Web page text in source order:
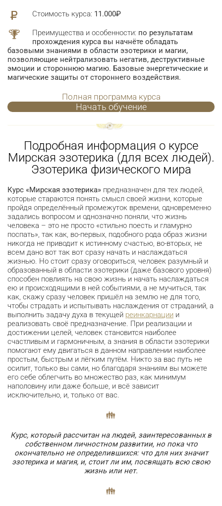
Стоимость курса: 11.000₽
Преимущества и особенности: по результатам
прохождения курса вы начнёте обладать
базовыми знаниями в области эзотерики и магии,
позволяющие нейтрализовать негатив, деструктивные
эмоции и стороннюю магию. Базовые энергетические и
магические защиты от стороннего воздействия.
Полная программа курса
Начать обучение
Подробная информация о курсе
Мирская эзотерика (для всех людей).
Эзотерика физического мира
Курс «Мирская эзотерика» предназначен для тех людей,
которые стараются понять смысл своей жизни, которые
пройдя определённый промежуток времени, одновременно
задались вопросом и однозначно поняли, что жизнь
человека – это не просто «стильно поесть и гламурно
поспать», так как, во-первых, подобного рода образ жизни
никогда не приводит к истинному счастью, во-вторых, не
всем дано вот так вот сразу начать и наслаждаться
жизнью. Но стоит сразу оговориться, человек разумный и
образованный в области эзотерики (даже базового уровня)
способен повлиять на свою жизнь и начать наслаждаться
ею и происходящими в ней событиями, а не мучиться, так
как, скажу сразу человек пришёл на землю не для того,
чтобы страдать и испытывать наслаждения от страданий, а
выполнить задачу духа в текущей реинкарнации и
реализовать своё предназначение. При реализации и
достижении целей, человек становится наиболее
счастливым и гармоничным, а знания в области эзотерики
помогают ему двигаться в данном направлении наиболее
простым, быстрым и лёгким путём. Никто за вас путь не
осилит, только вы сами, но благодаря знаниям вы можете
его себе облегчить во множество раз, как минимум
наполовину или даже больше, и всё зависит
исключительно, и, только от вас.
Курс, который рассчитан на людей, заинтересованных в
собственном личностном развитии, но пока что
окончательно не определившихся: что для них значит
эзотерика и магия, и, стоит ли им, посвящать всю свою
жизнь или нет.